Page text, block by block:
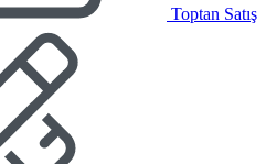
Toptan Satış